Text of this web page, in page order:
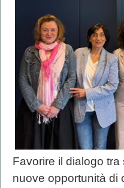
Favorire il dialogo
nuove opportunità di